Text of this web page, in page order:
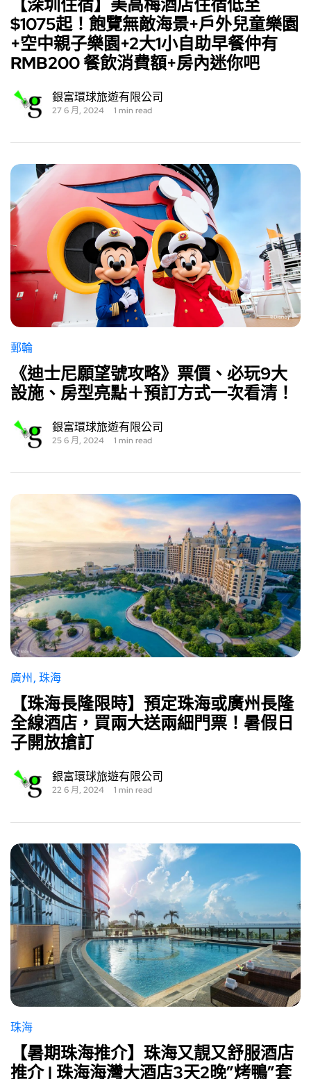
【深圳住宿】美高梅酒店住宿低至
$1075起！飽覽無敵海景+戶外兒童樂園
+空中親子樂園+2大1小自助早餐仲有
RMB200 餐飲消費額+房內迷你吧
銀富環球旅遊有限公司
27 6 月, 2024 1 min read
郵輪
《迪士尼願望號攻略》票價、必玩9大
設施、房型亮點＋預訂方式一次看清！
銀富環球旅遊有限公司
25 6 月, 2024 1 min read
廣州 珠海
【珠海長隆限時】預定珠海或廣州長隆
全線酒店，買兩大送兩細門票！暑假日
子開放搶訂
銀富環球旅遊有限公司
22 6 月, 2024 1 min read
珠海
【暑期珠海推介】珠海又靚又舒服酒店
推介 | 珠海海灣大酒店3天2晚”烤鴨”套